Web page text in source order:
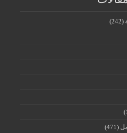
(242)
(471)